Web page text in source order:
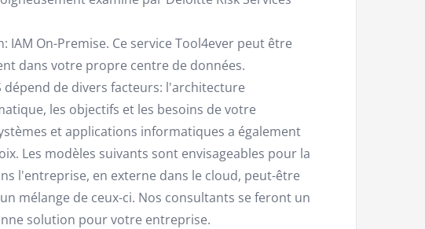
On-Premise. Ce service Tool4ever peut être
dans votre propre centre de données.
dépend de divers facteurs: l'architecture
les objectifs et les besoins de votre
et applications informatiques a également
Les modèles suivants sont envisageables pour la
l'entreprise, en externe dans le cloud, peut-être
mélange de ceux-ci. Nos consultants se feront un
solution pour votre entreprise.